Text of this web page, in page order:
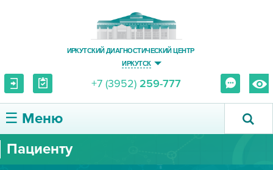
ИРКУТСКИЙ ДИАГНОСТИЧЕСКИЙ ЦЕНТР
ИРКУТСК
+7 (3952) 259-777
☰ Меню
О ЦЕНТРЕ
Пациенту